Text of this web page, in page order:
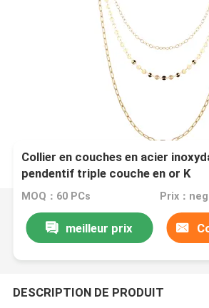
Collier en couches en acier
pendentif triple couche en or K
MOQ：60 PCs Prix：
meilleur prix
DESCRIPTION DE PRODUIT